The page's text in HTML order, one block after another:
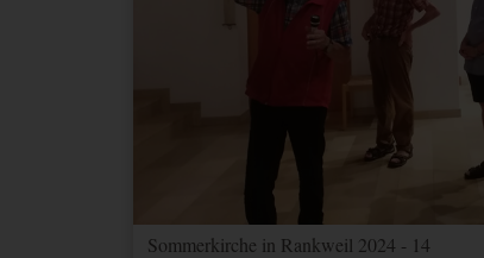
Sommerkirche in Rankweil 2024 - 14
property-
Ads Konto
nicht deaktivieren.